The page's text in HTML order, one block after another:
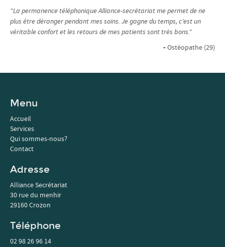
"La permanence téléphonique Alliance-secrétariat me permet de ne
plus être déranger pendant mes soins. Je gagne du temps, c'est un
véritable confort et les retours de mes patients sont très bons."
- Ostéopathe (29)
Menu
Accueil
Services
Qui sommes-nous?
Contact
Adresse
Alliance Secrétariat
30 rue du menhir
29160 Crozon
Téléphone
02 98 26 96 14